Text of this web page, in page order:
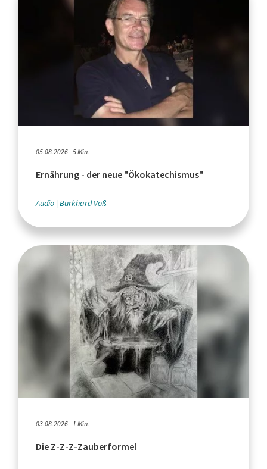
05.08.2026 - 5 Min.
Ernährung - der neue "Ökokatechismus"
Audio Burkhard Voß
03.08.2026 - 1 Min.
Die Z-Z-Z-Zauberformel